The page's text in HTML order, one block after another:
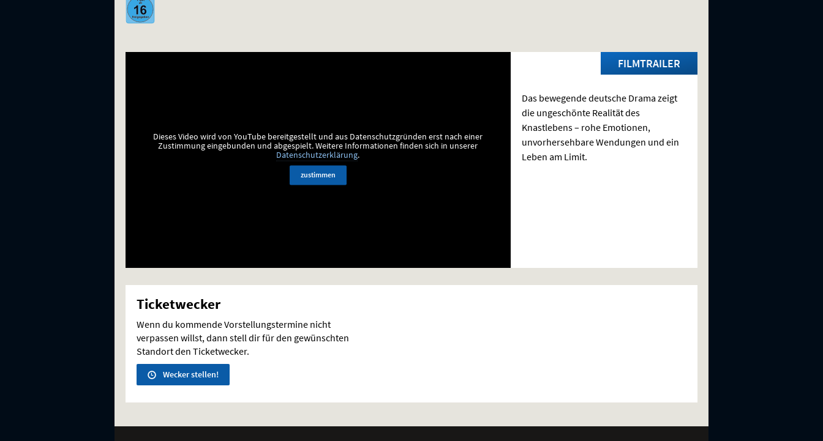
FILMTRAILER
Dieses Video wird von YouTube bereitgestellt und aus Datenschutzgründen erst nach einer
Zustimmung eingebunden und abgespielt.Weitere Informationen finden sich in unserer
Datenschutzerklärung.
zustimmen
Das bewegende deutsche Drama zeigt
die ungeschönte Realität des
Knastlebens – rohe Emotionen,
unvorhersehbare Wendungen und ein
Leben am Limit.
Ticketwecker
Wenn du kommende Vorstellungstermine nicht
verpassen willst, dann stell dir für den gewünschten
Standort den Ticketwecker.
Wecker stellen!